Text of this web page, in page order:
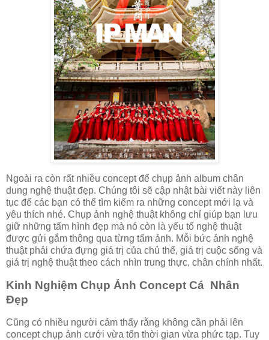
Ngoài ra còn rất nhiều concept để chụp ảnh album chân
dung nghệ thuật đẹp. Chúng tôi sẽ cập nhật bài viết này liên
tục để các bạn có thể tìm kiếm ra những concept mới lạ và
yêu thích nhé. Chụp ảnh nghệ thuật không chỉ giúp bạn lưu
giữ những tấm hình đẹp mà nó còn là yếu tố nghệ thuật
được gửi gắm thông qua từng tấm ảnh. Mỗi bức ảnh nghệ
thuật phải chứa đựng giá trị của chủ thể, giá trị cuộc sống và
giá trị nghệ thuật theo cách nhìn trung thực, chân chính nhất.
Kinh Nghiệm Chụp Ảnh Concept Cá Nhân
Đẹp
Cũng có nhiều người cảm thấy rằng không cần phải lên
concept chụp ảnh cưới vừa tốn thời gian vừa phức tạp. Tuy